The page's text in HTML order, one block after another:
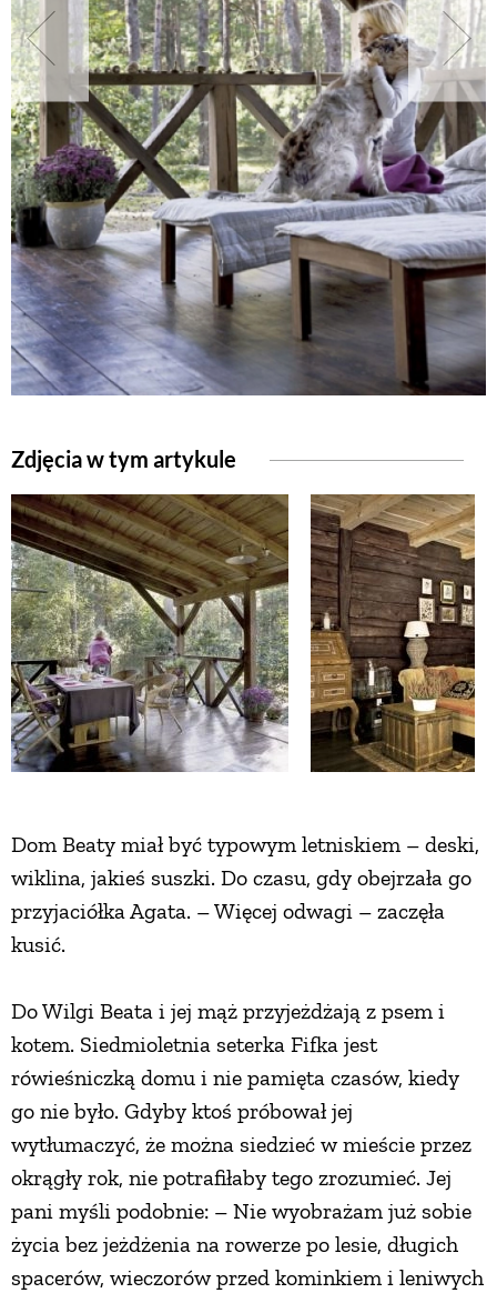
Zdjęcia w tym artykule
Dom Beaty miał być typowym letniskiem – deski,
wiklina, jakieś suszki. Do czasu, gdy obejrzała go
przyjaciółka Agata. – Więcej odwagi – zaczęła
kusić.
Do Wilgi Beata i jej mąż przyjeżdżają z psem i
kotem. Siedmioletnia seterka Fifka jest
rówieśniczką domu i nie pamięta czasów, kiedy
go nie było. Gdyby ktoś próbował jej
wytłumaczyć, że można siedzieć w mieście przez
okrągły rok, nie potrafiłaby tego zrozumieć. Jej
pani myśli podobnie: – Nie wyobrażam już sobie
życia bez jeżdżenia na rowerze po lesie, długich
spacerów, wieczorów przed kominkiem i leniwych
NATURALNIE
URODA
NATURALNA APTECZKA
DLA DOMU
EKO ŻYCIE
ZWIERZĘTA DOMOWE
ZWIERZĘTA W NATURZE
GRZYBY
KRAJOBRAZ
RĘKODZIEŁO
ZWYCZAJE
PRZEPISY
ŚNIADANIA
PRZYSTAWKI
ZUPY